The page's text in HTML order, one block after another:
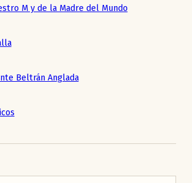
M y de la Madre del Mundo
Beltrán Anglada